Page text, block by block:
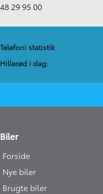
48 29 95 00
Telefoni statistik
Hillerød i dag:
Biler
Forside
Nye biler
Brugte biler